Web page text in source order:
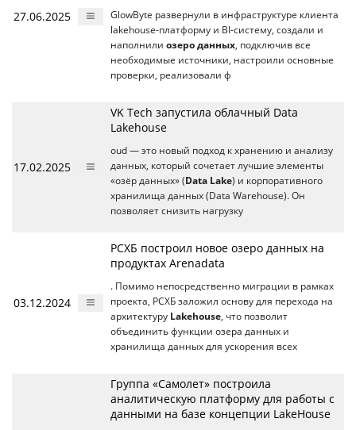
27.06.2025
GlowByte развернули в инфраструктуре клиента
lakehouse-платформу и BI-систему, создали и
наполнили озеро данных, подключив все
необходимые источники, настроили основные
проверки, реализовали ф
17.02.2025
VK Tech запустила облачный Data
Lakehouse
oud — это новый подход к хранению и анализу
данных, который сочетает лучшие элементы
«озёр данных» (Data Lake) и корпоративного
хранилища данных (Data Warehouse). Он
позволяет снизить нагрузку
03.12.2024
РСХБ построил новое озеро данных на
продуктах Arenadata
. Помимо непосредственно миграции в рамках
проекта, РСХБ заложил основу для перехода на
архитектуру Lakehouse, что позволит
объединить функции озера данных и
хранилища данных для ускорения всех
Группа «Самолет» построила
аналитическую платформу для работы с
данными на базе концепции LakeHouse